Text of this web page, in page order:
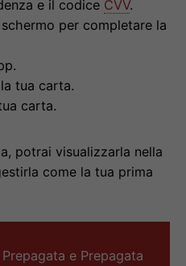
e il codice CVV.
per completare la
tua carta.
carta.
potrai visualizzarla nella
come la tua prima
e Prepagata